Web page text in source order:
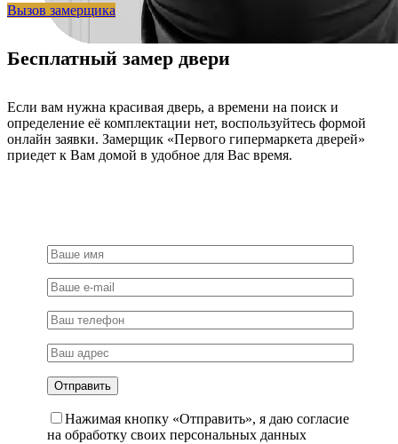
Вызов замерщика
Бесплатный замер двери
Если вам нужна красивая дверь, а времени на поиск и
определение её комплектации нет, воспользуйтесь формой
онлайн заявки. Замерщик «Первого гипермаркета дверей»
приедет к Вам домой в удобное для Вас время.
Нажимая кнопку «Отправить», я даю согласие
на обработку своих персональных данных